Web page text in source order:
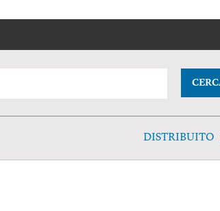
DISTRIBUITO